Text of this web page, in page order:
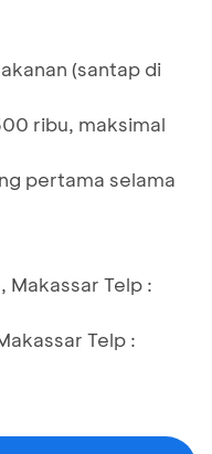
(santap di
ribu, maksimal
pertama selama
Telp :
Telp :